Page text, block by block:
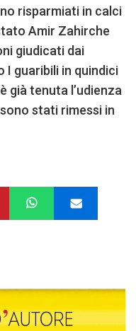
risparmiati in calci
Amir Zahirche
giudicati dai
I guaribili in quindici
già tenuta l’udienza
stati rimessi in